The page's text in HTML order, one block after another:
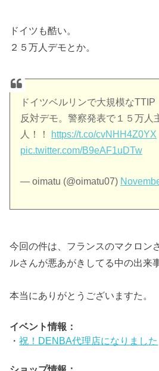
ドイツも酷い。
２５万人デモとか。
ドイツベルリンで大規模なTTIP
反対デモ。警察発表で１５万人
人！！
https://t.co/cvNHH4Z0YX
pic.twitter.com/B9eAF1uDTw
— oimatu (@oimatu07)
今回の件は、フランスのマクロン
ルさんが悪あがきしてる中の出来
本当にありがとうございますた。
イベント情報：
・祝！DENBA代理店になりました